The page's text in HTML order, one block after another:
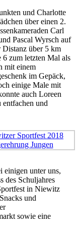
und Charlotte
über einen 2.
Carl
Pascal Wyrsch auf
Distanz über 5 km
zum letzten Mal als
mit einem
im Gepäck,
einige Male mit
auch Loreen
entfachen und
einigen unter uns,
des Schuljahres
in Niewitz
und
sowie eine